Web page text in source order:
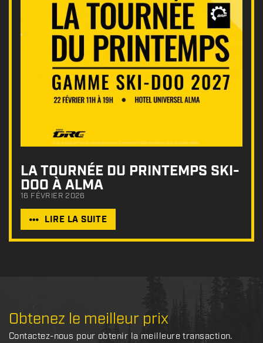
LA TOURNÉE DU PRINTEMPS SKI-
DOO À ALMA
16 FÉVRIER 2026
LIRE LA SUITE
Obtenez le meilleur prix
Contactez-nous pour obtenir la meilleure transaction.